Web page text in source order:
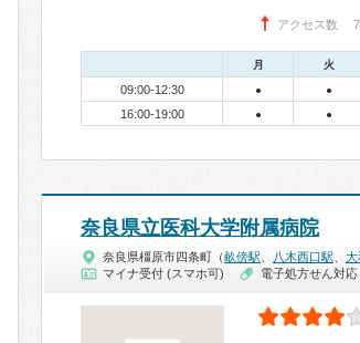
アクセス数 7
月 火
09:00-12:30 ● ●
16:00-19:00 ● ●
奈良県立医科大学附属病院
奈良県橿原市四条町（畝傍駅 八木西口駅 大
マイナ受付 (スマホ可)
電子処方せん対応